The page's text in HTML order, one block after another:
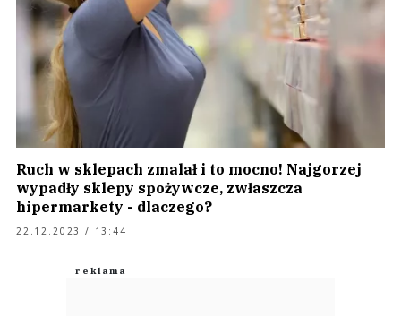
Ruch w sklepach zmalał i to mocno! Najgorzej
wypadły sklepy spożywcze, zwłaszcza
hipermarkety - dlaczego?
22.12.2023 / 13:44